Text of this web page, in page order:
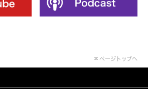
ページトップへ